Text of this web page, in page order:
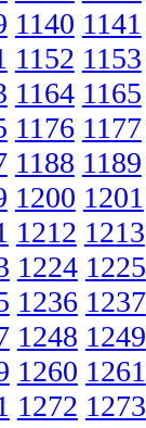
1140 1141
1152 1153
1164 1165
1176 1177
1188 1189
1200 1201
1212 1213
1224 1225
1236 1237
1248 1249
1260 1261
1272 1273